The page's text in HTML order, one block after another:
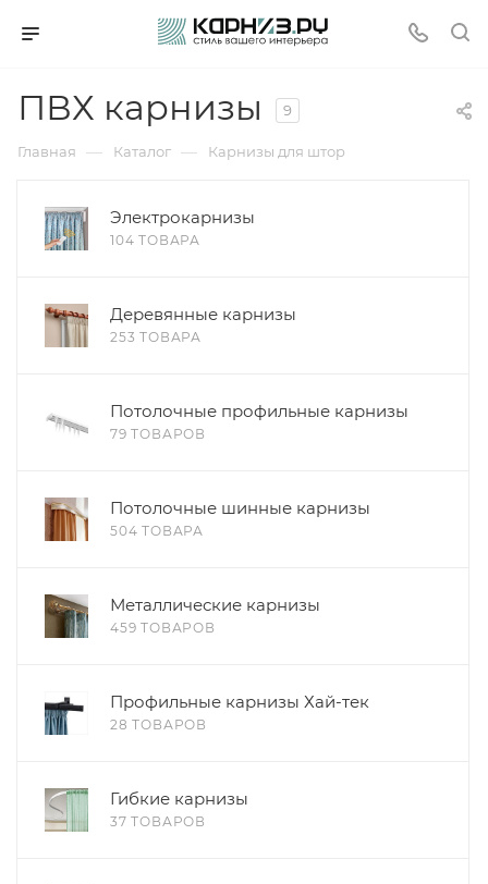
ПВХ карнизы 9
Главная — Каталог — Карнизы для штор
Электрокарнизы
104 ТОВАРА
Деревянные карнизы
253 ТОВАРА
Потолочные профильные карнизы
79 ТОВАРОВ
Потолочные шинные карнизы
504 ТОВАРА
Металлические карнизы
459 ТОВАРОВ
Профильные карнизы Хай-тек
28 ТОВАРОВ
Гибкие карнизы
37 ТОВАРОВ